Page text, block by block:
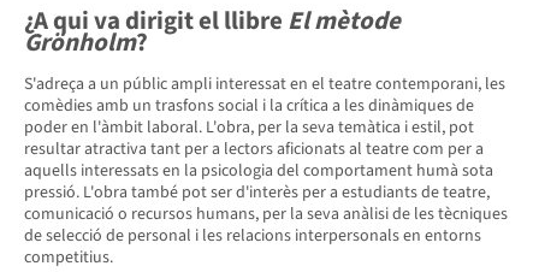
¿A qui va dirigit el llibre El mètode
Grönholm?
S'adreça a un públic ampli interessat en el teatre contemporani, les
comèdies amb un trasfons social i la crítica a les dinàmiques de
poder en l'àmbit laboral. L'obra, per la seva temàtica i estil, pot
resultar atractiva tant per a lectors aficionats al teatre com per a
aquells interessats en la psicologia del comportament humà sota
pressió. L'obra també pot ser d'interès per a estudiants de teatre,
comunicació o recursos humans, per la seva anàlisi de les tècniques
de selecció de personal i les relacions interpersonals en entorns
competitius.